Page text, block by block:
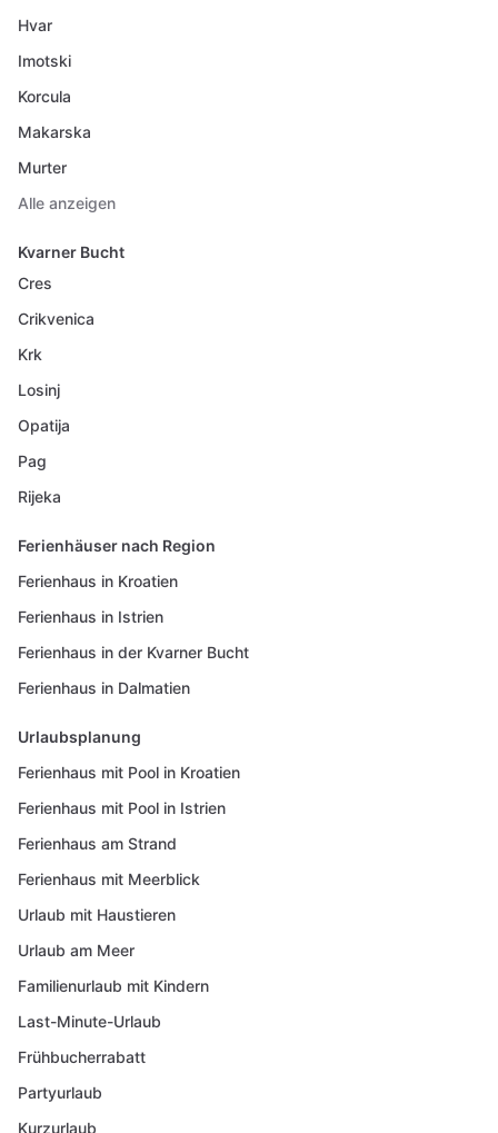
Hvar
Imotski
Korcula
Makarska
Murter
Alle anzeigen
Kvarner Bucht
Cres
Crikvenica
Krk
Losinj
Opatija
Pag
Rijeka
Ferienhäuser nach Region
Ferienhaus in Kroatien
Ferienhaus in Istrien
Ferienhaus in der Kvarner Bucht
Ferienhaus in Dalmatien
Urlaubsplanung
Ferienhaus mit Pool in Kroatien
Ferienhaus mit Pool in Istrien
Ferienhaus am Strand
Ferienhaus mit Meerblick
Urlaub mit Haustieren
Urlaub am Meer
Familienurlaub mit Kindern
Last-Minute-Urlaub
Frühbucherrabatt
Partyurlaub
Kurzurlaub